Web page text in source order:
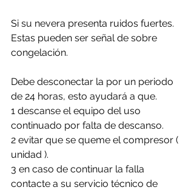
Si su nevera presenta ruidos fuertes.
Estas pueden ser señal de sobre
congelación.
Debe desconectar la por un periodo
de 24 horas, esto ayudará a que.
1 descanse el equipo del uso
continuado por falta de descanso.
2 evitar que se queme el compresor (
unidad ).
3 en caso de continuar la falla
contacte a su servicio técnico de